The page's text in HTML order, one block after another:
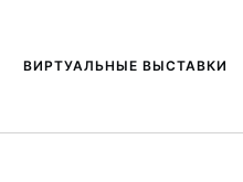
ВИРТУАЛЬНЫЕ ВЫСТАВКИ